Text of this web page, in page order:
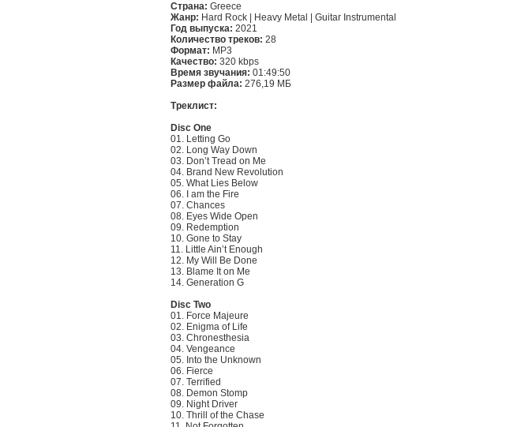
Страна: Greece
Жанр: Hard Rock | Heavy Metal | Guitar Instrumental
Год выпуска: 2021
Количество треков: 28
Формат: MP3
Качество: 320 kbps
Время звучания: 01:49:50
Размер файла: 276,19 МБ
Треклист:
Disc One
01. Letting Go
02. Long Way Down
03. Don’t Tread on Me
04. Brand New Revolution
05. What Lies Below
06. I am the Fire
07. Chances
08. Eyes Wide Open
09. Redemption
10. Gone to Stay
11. Little Ain’t Enough
12. My Will Be Done
13. Blame It on Me
14. Generation G
Disc Two
01. Force Majeure
02. Enigma of Life
03. Chronesthesia
04. Vengeance
05. Into the Unknown
06. Fierce
07. Terrified
08. Demon Stomp
09. Night Driver
10. Thrill of the Chase